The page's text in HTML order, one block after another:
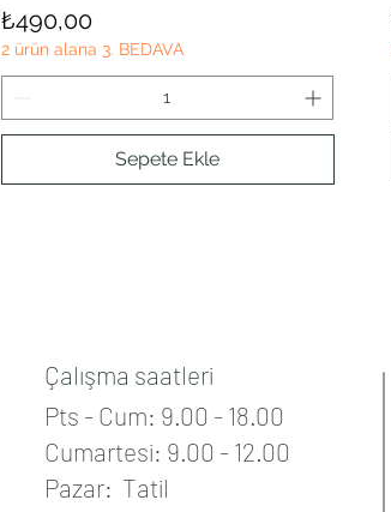
LİMON
Fiyat
₺490,00
2 ürün alana 3. BEDAVA
Sepete Ekle
Çalışma saatleri
Pts - Cum: 9.00 - 18.00
Cumartesi: 9.00 - 12.00
Pazar: Tatil